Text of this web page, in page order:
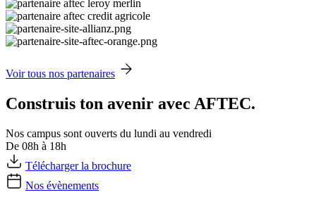
Voir tous nos partenaires
Construis ton avenir avec AFTEC.
Nos campus sont ouverts du lundi au vendredi
De 08h à 18h
Télécharger la brochure
Nos évènements